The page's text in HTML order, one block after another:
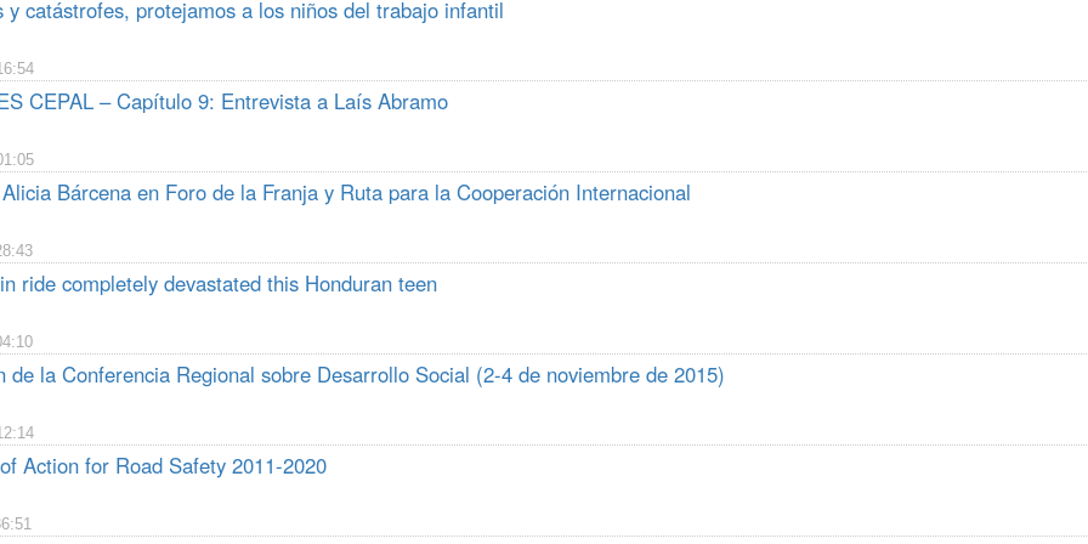
y catástrofes, protejamos a los niños del trabajo infantil
CEPAL – Capítulo 9: Entrevista a Laís Abramo
Bárcena en Foro de la Franja y Ruta para la Cooperación Internacional
ride completely devastated this Honduran teen
de la Conferencia Regional sobre Desarrollo Social (2-4 de noviembre de 2015)
Action for Road Safety 2011-2020